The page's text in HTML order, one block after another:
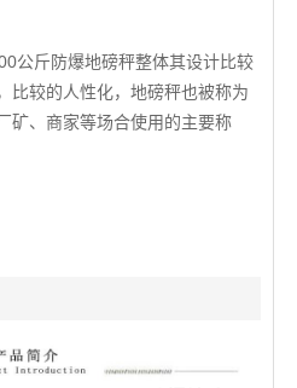
公斤防爆地磅秤整体其设计比较
比较的人性化，地磅秤也被称为
矿、商家等场合使用的主要称